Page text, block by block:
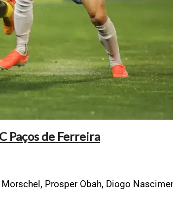
Paços de Ferreira
Prosper Obah, Diogo